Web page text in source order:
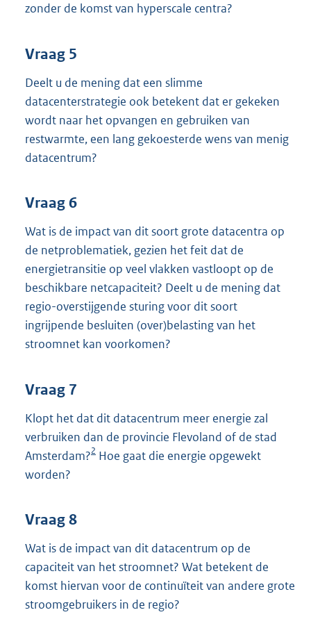
zonder de komst van hyperscale centra?
Vraag 5
Deelt u de mening dat een slimme
datacenterstrategie ook betekent dat er gekeken
wordt naar het opvangen en gebruiken van
restwarmte, een lang gekoesterde wens van menig
datacentrum?
Vraag 6
Wat is de impact van dit soort grote datacentra op
de netproblematiek, gezien het feit dat de
energietransitie op veel vlakken vastloopt op de
beschikbare netcapaciteit? Deelt u de mening dat
regio-overstijgende sturing voor dit soort
ingrijpende besluiten (over)belasting van het
stroomnet kan voorkomen?
Vraag 7
Klopt het dat dit datacentrum meer energie zal
verbruiken dan de provincie Flevoland of de stad
Amsterdam?2 Hoe gaat die energie opgewekt
worden?
Vraag 8
Wat is de impact van dit datacentrum op de
capaciteit van het stroomnet? Wat betekent de
komst hiervan voor de continuïteit van andere grote
stroomgebruikers in de regio?